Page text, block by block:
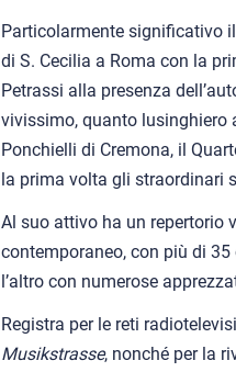
Particolarmente significativo
di S. Cecilia a Roma con la
Petrassi alla presenza
vivissimo, quanto lusinghiero
Ponchielli di Cremona, il
la prima volta gli straordinari
Al suo attivo ha un repertorio
contemporaneo, con più di
l’altro con numerose
Registra per le reti
Musikstrasse, nonché per la